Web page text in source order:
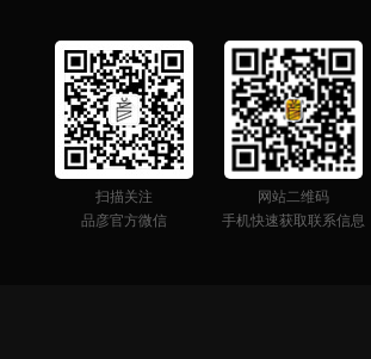
扫描关注
品彦官方微信
网站二维码
手机快速获取联系信息